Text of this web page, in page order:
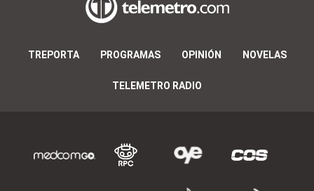
TREPORTA PROGRAMAS OPINIÓN NOVELAS
TELEMETRO RADIO